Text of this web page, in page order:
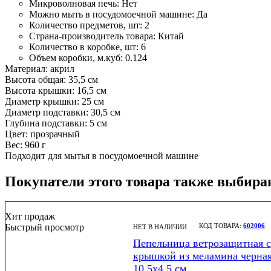
Микроволновая печь: Нет
Можно мыть в посудомоечной машине: Да
Количество предметов, шт: 2
Страна-производитель товара: Китай
Количество в коробке, шт: 6
Объем коробки, м.куб: 0.124
Материал: акрил
Высота общая: 35,5 см
Высота крышки: 16,5 см
Диаметр крышки: 25 см
Диаметр подставки: 30,5 см
Глубина подставки: 5 см
Цвет: прозрачный
Вес: 960 г
Подходит для мытья в посудомоечной машине
Покупатели этого товара также
Хит продаж
Быстрый просмотр
НЕТ В НАЛИЧИИ 602006
Пепельница ветрозащитная с
крышкой из меламина